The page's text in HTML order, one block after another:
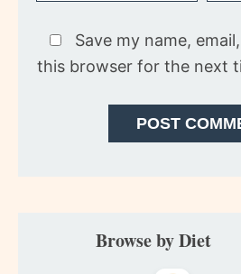
Save my name,
this browser for the next
Primary
SidebarBrowse by Diet